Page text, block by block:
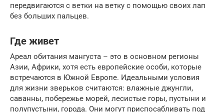
передвигаются с ветки на ветку с помощью своих лап
без больших пальцев.
Где живет
Ареал обитания мангуста – это в основном регионы
Азии, Африки, хотя есть европейские особи, которые
встречаются в Южной Европе. Идеальными условия
для жизни зверьков считаются: влажные джунгли,
саванны, побережье морей, лесистые горы, пустыни и
полупустыни, города. Они могут приспосабливать под